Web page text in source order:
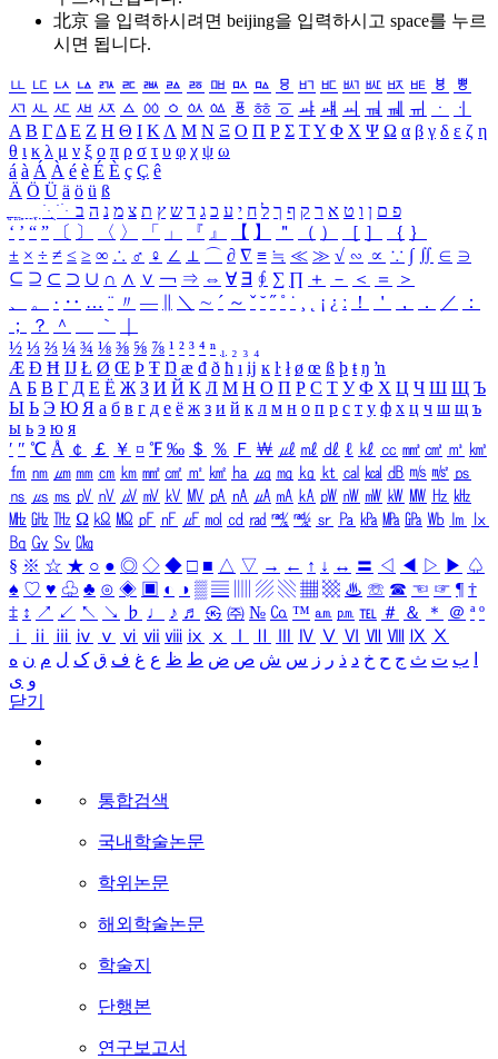
北京 을 입력하시려면 beijing을 입력하시고 space를 누르
시면 됩니다.
ㅥ ㅦ ㅧ ㅨ ㅩ ㅪ ㅫ ㅬ ㅭ ㅮ ㅯ ㅰ ㅱ ㅲ ㅳ ㅴ ㅵ ㅶ ㅷ ㅸ
ㅹ
ㅺ ㅻ ㅼ ㅽ ㅾ ㅿ ㆀ ㆁ ㆂ ㆃ ㆄ ㆅ ㆆ ㆇ ㆈ ㆉ ㆊ ㆋ ㆌ ㆍ
ㆎ
Α Β ΓΔ Ε Ζ Η Θ Ι ΚΛ Μ Ν Ξ Ο Π Ρ Σ ΤΥ Φ Χ Ψ Ω α β γ δ ε ζ η
θ ι κ λ μ ν ξ ο π ρ σ τ υ φ χ ψ ω
á à Á À é è É È ç Ç ê
Ä Ö Ü ä ö ü ß
ִֶֹ ֻּ ׁׂ פ ם ן ו ט א ר ק ף ך ל ח י ע כ ג ד ש ץ ת צ מ נ ה ב
‘ ’ “ ” 〔 〕 〈 〉 「 」 『 』 【 】 ＂ （ ） ［ ］ ｛ ｝
± × ÷ ≠ ≤ ≥ ∞ ∴ ♂ ♀ ∠ ⊥ ⌒ ∂ ∇ ≡ ≒ ≪ ≫ √ ∽ ∝ ∵ ∫ ∬ ∈ ∋
⊆ ⊇ ⊂ ⊃ ∪ ∩ ∧ ∨ ￢ ⇒ ⇔ ∀ ∃ ∮ ∑ ∏ ＋ － ＜ ＝
＞
、
。 · ‥ … ¨ 〃 ― ＼ ∼ ´ ～ ˇ ˘ ˝ ˚ ˙ ¸ ¡ ¿ ː ！ ＇ ， ． ／
：
；
？ ＾ ｀
½ ⅓ ⅔ ¼ ¾ ⅛ ⅜ ⅝ ⅞ ¹ ² ³ ⁴ ⁿ ₁ ₂ ₃ ₄
Æ Ð Ħ Ĳ Ł Ø Œ Þ Ŧ Ŋ æ đ ð ħ ı ĳ ĸ ŀ ł ø œ ß þ ŧ ŋ ŉ
А Б В Г Д Е Ё Ж З И Й К Л М Н О П Р С Т У Ф Х Ц Ч Ш Щ Ъ
Ы Ь Э Ю Я а б в г д е ё ж з и й к л м н о п р с т у ф х ц ч ш щ ъ
ы ь э ю я
′ ″ ℃ Å ￠ ￡ ￥ ¤ ℉ ‰ ＄ ％ Ｆ ￦ ㎕ ㎖ ㎗ ℓ ㎘ ㏄ ㎣ ㎤ ㎥ ㎦
㎙ ㎚ ㎛ ㎜ ㎝ ㎞ ㎟ ㎠ ㎡ ㎢ ㏊ ㎍ ㎎ ㎏ ㏏ ㎈ ㎉ ㏈ ㎧ ㎨ ㎰
㎱ ㎲ ㎳ ㎴ ㎵ ㎶ ㎷ ㎸ ㎹ ㎀ ㎁ ㎂ ㎃ ㎄ ㎺ ㎻ ㎽ ㎾ ㎿ ㎐ ㎑
㎒ ㎓ ㎔ Ω ㏀ ㏁ ㎊ ㎋ ㎌ ㏖ ㏅ ㎭ ㎮ ㎯ ㏛ ㎩ ㎪ ㎫ ㎬ ㏝ ㏐
㏓
㏃ ㏉ ㏜ ㏆
§ ※ ☆ ★ ○ ● ◎ ◇ ◆ □ ■ △ ▽ → ← ↑ ↓ ↔ 〓 ◁ ◀ ▷ ▶ ♤
♠ ♡ ♥ ♧ ♣ ⊙ ◈ ▣ ◐ ◑ ▒ ▤ ▨ ▧ ▦ ▩ ♨ ☏ ☎ ☜ ☞ ¶ †
‡ ↕ ↗ ↙ ↖ ↘ ♭ ♩ ♪ ♬ ㉿ ㈜ № ㏇ ™ ㏂ ㏘ ℡ ＃ ＆ ＊ ＠ ª º
ⅰ
ⅱ ⅲ ⅳ ⅴ ⅵ ⅶ ⅷ ⅸ ⅹ Ⅳ Ⅴ Ⅵ Ⅶ Ⅷ Ⅸ Ⅹ
ب ت ث ج ح خ د ذ ر ز س ش ص ض ط ظ ع غ ف ق ک ل م ن ه
و ی
닫기
통합검색
국내학술논문
학위논문
해외학술논문
학술지
단행본
연구보고서